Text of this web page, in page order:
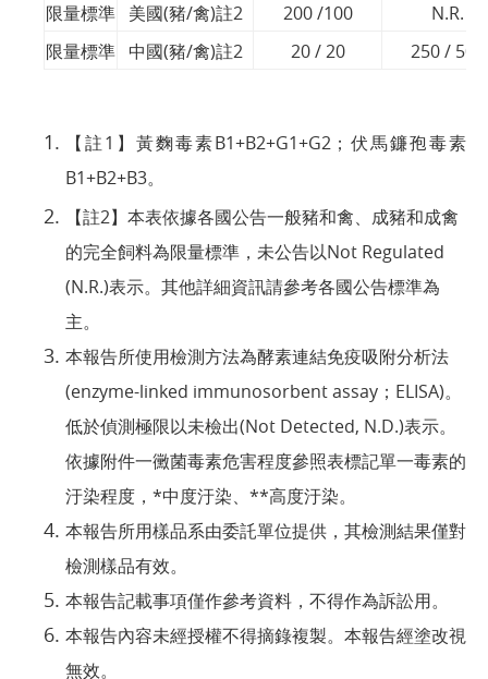
限量標準 美國(豬/禽)註2 200 /100
N.R.
限量標準 中國(豬/禽)註2 20 / 20 250 / 500
【註1】黃麴毒素B1+B2+G1+G2；伏馬鐮孢毒素
B1+B2+B3。
【註2】本表依據各國公告一般豬和禽、成豬和成禽
的完全飼料為限量標準，未公告以Not Regulated
(N.R.)表示。其他詳細資訊請參考各國公告標準為
主。
本報告所使用檢測方法為酵素連結免疫吸附分析法
(enzyme-linked immunosorbent assay；ELISA)。
低於偵測極限以未檢出(Not Detected, N.D.)表示。
依據附件一黴菌毒素危害程度參照表標記單一毒素的
汙染程度，*中度汙染、**高度汙染。
本報告所用樣品系由委託單位提供，其檢測結果僅對
檢測樣品有效。
本報告記載事項僅作參考資料，不得作為訴訟用。
本報告內容未經授權不得摘錄複製。本報告經塗改視
無效。